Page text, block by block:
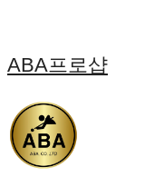
ABA프로샵